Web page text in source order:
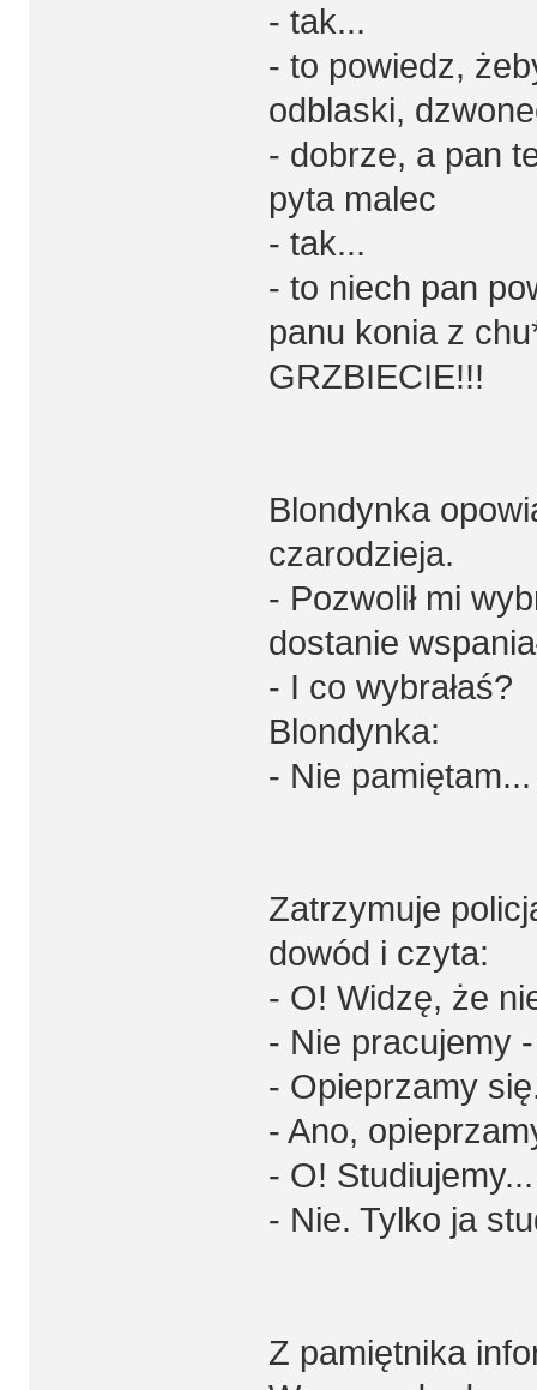
- tak...
- to powiedz,
odblaski,
- dobrze, a pan
pyta malec
- tak...
- to niech pan
panu konia z
GRZBIECIE!!!
Blondynka
czarodzieja.
- Pozwolił mi
dostanie
- I co wybrałaś?
Blondynka:
- Nie pamiętam...
Zatrzymuje
dowód i czyta:
- O! Widzę, że
- Nie pracujemy
- Opieprzamy
- Ano,
- O!
- Nie. Tylko ja
Z pamiętnika